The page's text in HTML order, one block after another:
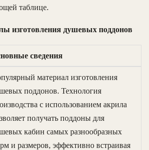
таблице.
изготовления душевых поддонов
сведения
материал изготовления
поддонов. Технология
с использованием акрила
получать поддоны для
кабин самых разнообразных
и размеров, эффективно встраивая